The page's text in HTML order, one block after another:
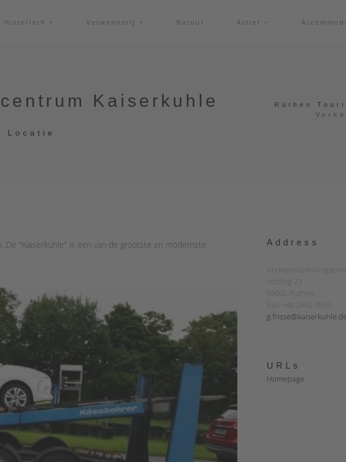
Historisch Verwennerij Natuur Actief
Kaiserkuhle
Locatie
Rüthen
De "Kaiserkuhle" is een van de grootste en modernste
Address
Hüding 23
59602 Rüthen
Fax: +49 2952 3959
g.frisse@kaiserkuhle.de
URLs
Homepage